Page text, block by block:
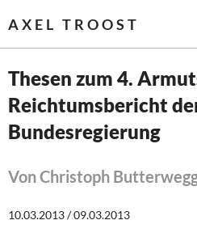
AXEL TROOST
Startseite
Leitlinien linker Wirtschafts-
Wirtschaftspolitik
Thesen zum 4.
Reichtumsbericht
Bundesregierung
Von Christoph
10.03.2013 / 09.03.2013